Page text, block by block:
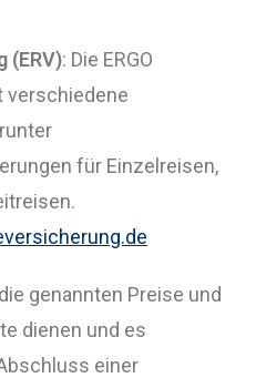
(ERV): Die ERGO
verschiedene
für Einzelreisen,
genannten Preise und
dienen und es
einer